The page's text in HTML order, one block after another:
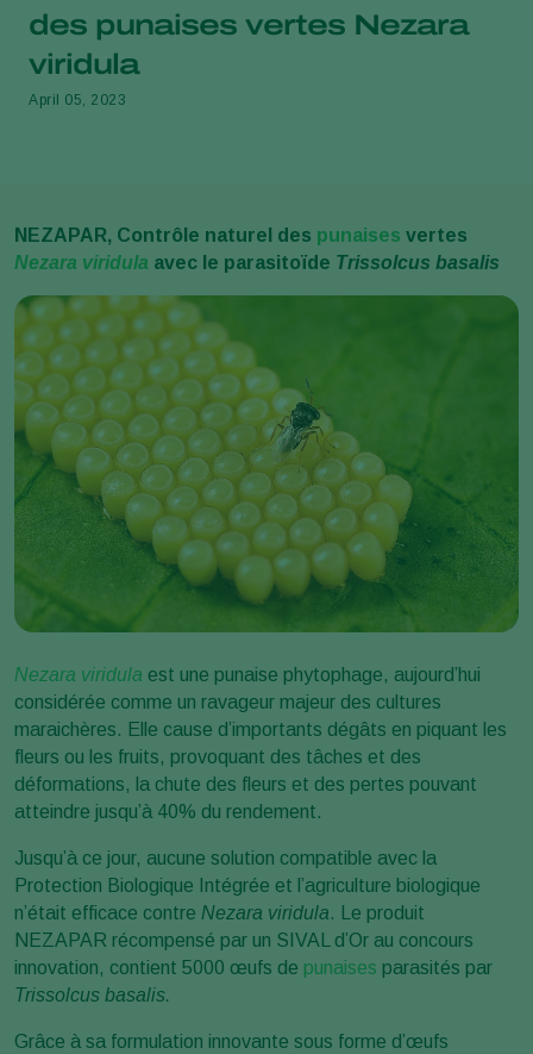
des punaises vertes Nezara
viridula
April 05, 2023
NEZAPAR, Contrôle naturel des punaises vertes
Nezara viridula avec le parasitoïde Trissolcus basalis
Nezara viridula est une punaise phytophage, aujourd’hui
considérée comme un ravageur majeur des cultures
maraichères. Elle cause d’importants dégâts en piquant les
fleurs ou les fruits, provoquant des tâches et des
déformations, la chute des fleurs et des pertes pouvant
atteindre jusqu’à 40% du rendement.
Jusqu’à ce jour, aucune solution compatible avec la
Protection Biologique Intégrée et l’agriculture biologique
n’était efficace contre Nezara viridula. Le produit
NEZAPAR récompensé par un SIVAL d’Or au concours
innovation, contient 5000 œufs de punaises parasités par
Trissolcus basalis.
Grâce à sa formulation innovante sous forme d’œufs